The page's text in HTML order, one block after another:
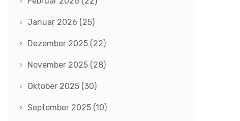
Januar 2026 (25)
Dezember 2025 (22)
November 2025 (28)
Oktober 2025 (30)
September 2025 (10)